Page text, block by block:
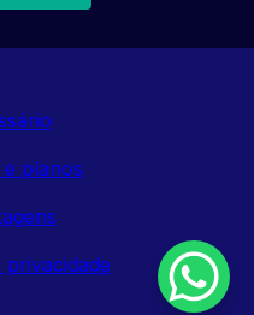
planos
privacidade